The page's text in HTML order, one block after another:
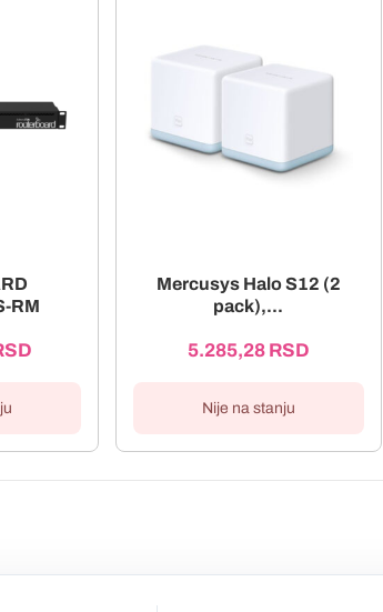
RM
Mercusys Halo S12 (2
pack),...
5.285,28 RSD
Nije na stanju